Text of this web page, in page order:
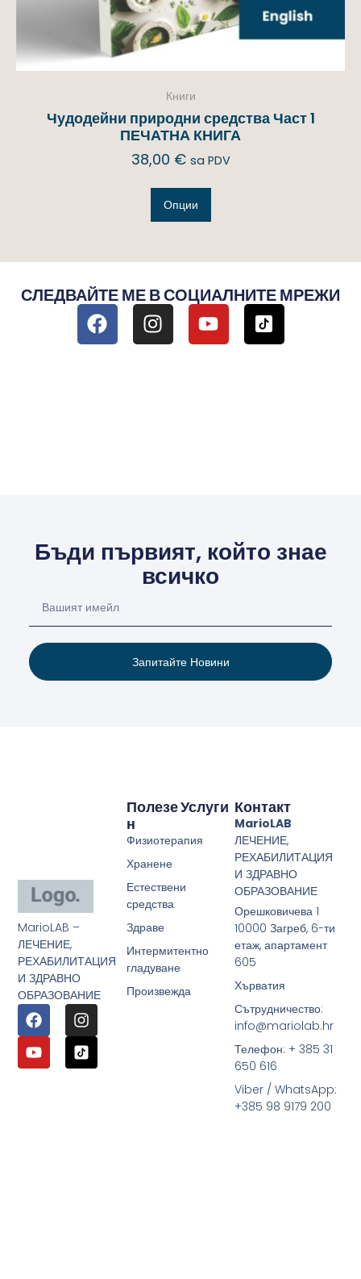
Книги
Чудодейни природни средства Част 1
ПЕЧАТНА КНИГА
38,00 € sa PDV
Опции
СЛЕДВАЙТЕ МЕ В СОЦИАЛНИТЕ МРЕЖИ
Бъди първият, който знае
всичко
Запитайте Новини
MarioLAB –
ЛЕЧЕНИЕ,
РЕХАБИЛИТАЦИЯ
И ЗДРАВНО
ОБРАЗОВАНИЕ
Услуги
Полезе
Н
Физиотерапия
Хранене
Естествени
средства
Здраве
Интермитентно
гладуване
Произвежда
Контакт
MarioLAB
ЛЕЧЕНИЕ,
РЕХАБИЛИТАЦИЯ
И ЗДРАВНО
ОБРАЗОВАНИЕ
Орешковичева 1
10000 Загреб, 6-ти
етаж, апартамент
605
Хърватия
Сътрудничество:
info@mariolab.hr
Телефон: + 385 31
650 616
Viber / WhatsApp:
+385 98 9179 200